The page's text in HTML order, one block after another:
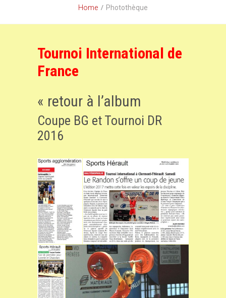
Home Photothèque
Tournoi International de
France
« retour à l’album
Coupe BG et Tournoi DR
2016